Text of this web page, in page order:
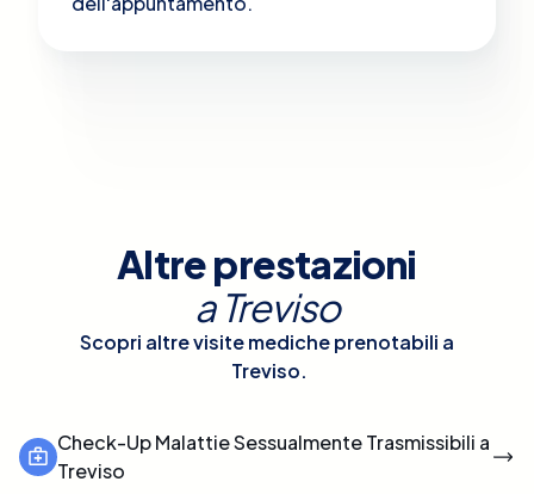
Altre prestazioni
a Treviso
Scopri altre visite mediche prenotabili a
Treviso.
Check-Up Malattie Sessualmente Trasmissibili a
Treviso